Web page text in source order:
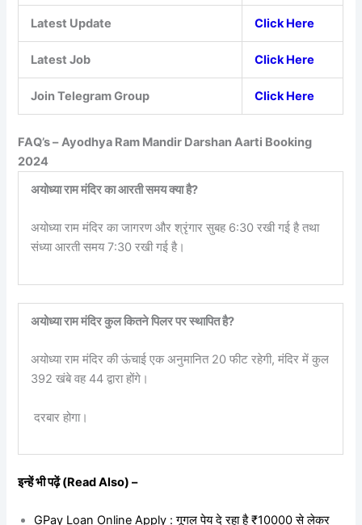
Latest Update Click Here
Latest Job Click Here
Join Telegram Group Click Here
FAQ’s – Ayodhya Ram Mandir Darshan Aarti Booking
2024
अयोध्या राम मंदिर का आरती समय क्या है?
अयोध्या राम मंदिर का जागरण और श्रृंगार सुबह 6:30 रखी गई है तथा
संध्या आरती समय 7:30 रखी गई है।
अयोध्या राम मंदिर कुल कितने पिलर पर स्थापित है?
अयोध्या राम मंदिर की ऊंचाई एक अनुमानित 20 फीट रहेगी, मंदिर में कुल
392 खंबे वह 44 द्वारा होंगे।
दरबार होगा।
इन्हें भी पढ़ें (Read Also) –
GPay Loan Online Apply : गूगल पेय दे रहा है ₹10000 से लेकर